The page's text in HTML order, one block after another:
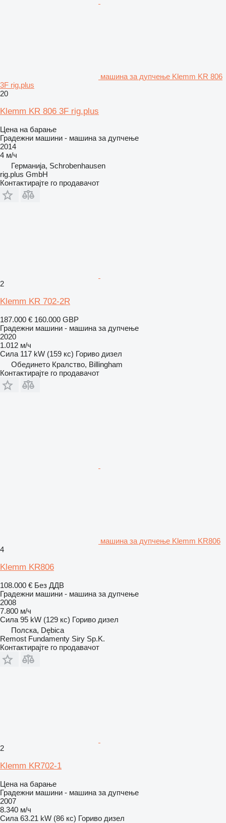
машина за дупчење Klemm KR 806
3F rig.plus
20
Klemm KR 806 3F rig.plus
Цена на барање
Градежни машини - машина за дупчење
2014
4 м/ч
Германија, Schrobenhausen
rig.plus GmbH
Контактирајте го продавачот
2
Klemm KR 702-2R
187.000 € 160.000 GBP
Градежни машини - машина за дупчење
2020
1.012 м/ч
Сила 117 kW (159 кс) Гориво дизел
Обединето Кралство, Billingham
Контактирајте го продавачот
машина за дупчење Klemm KR806
4
Klemm KR806
108.000 € Без ДДВ
Градежни машини - машина за дупчење
2008
7.800 м/ч
Сила 95 kW (129 кс) Гориво дизел
Полска, Dębica
Remost Fundamenty Siry Sp.K.
Контактирајте го продавачот
2
Klemm KR702-1
Цена на барање
Градежни машини - машина за дупчење
2007
8.340 м/ч
Сила 63.21 kW (86 кс) Гориво дизел